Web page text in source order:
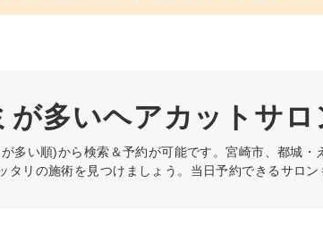
が多いヘアカットサロ
多い順)から検索＆予約が可能です。宮崎市、都城
タリの施術を見つけましょう。当日予約できるサロン